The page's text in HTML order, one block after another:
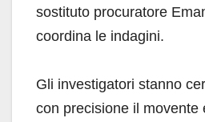
sostituto procuratore
coordina le indagini.
Gli investigatori stanno
con precisione il movente